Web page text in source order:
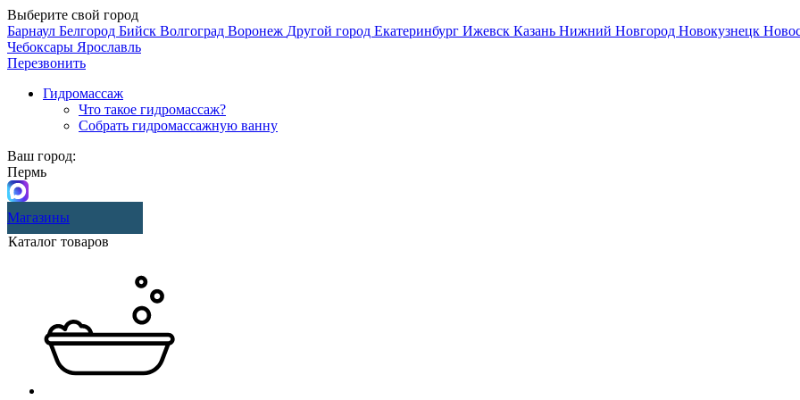
Выберите свой город
Барнаул Белгород Бийск Волгоград Воронеж Другой город Екатеринбург Ижевск Казань Нижний Новгород Новокузнецк
Чебоксары Ярославль
Перезвонить
Гидромассаж
Что такое гидромассаж?
Собрать гидромассажную ванну
Ваш город:
Пермь
Магазины
Каталог товаров